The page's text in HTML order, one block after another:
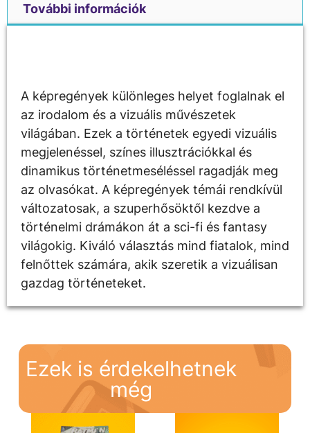
További információk
A képregények különleges helyet foglalnak el
az irodalom és a vizuális művészetek
világában. Ezek a történetek egyedi vizuális
megjelenéssel, színes illusztrációkkal és
dinamikus történetmeséléssel ragadják meg
az olvasókat. A képregények témái rendkívül
változatosak, a szuperhősöktől kezdve a
történelmi drámákon át a sci-fi és fantasy
világokig. Kiváló választás mind fiatalok, mind
felnőttek számára, akik szeretik a vizuálisan
gazdag történeteket.
Ezek is érdekelhetnek
még